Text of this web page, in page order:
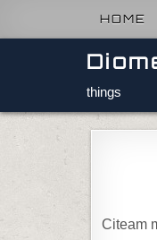
HOME
things
Citeam